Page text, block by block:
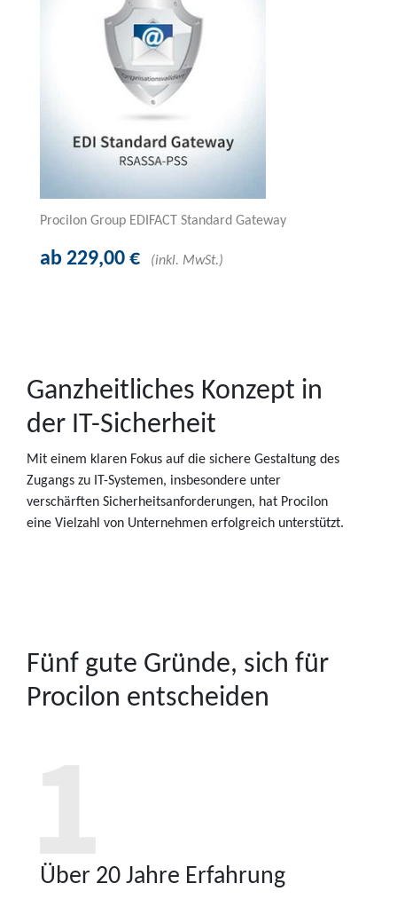
Procilon Group EDIFACT Standard Gateway
ab 229,00 € (inkl. MwSt.)
Ganzheitliches Konzept in
der IT-Sicherheit
Mit einem klaren Fokus auf die sichere Gestaltung des
Zugangs zu IT-Systemen, insbesondere unter
verschärften Sicherheitsanforderungen, hat Procilon
eine Vielzahl von Unternehmen erfolgreich unterstützt.
Fünf gute Gründe, sich für
Procilon entscheiden
Über 20 Jahre Erfahrung